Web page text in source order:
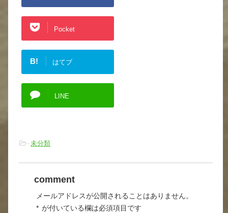
Pocket
B! はてブ
LINE
-未分類
comment
メールアドレスが公開されることはありません。
* が付いている欄は必須項目です